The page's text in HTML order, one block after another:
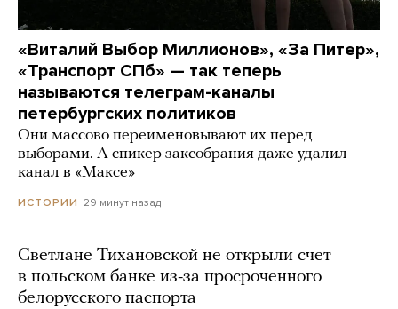
«Виталий Выбор Миллионов», «За Питер»,
«Транспорт СПб» — так теперь
называются телеграм-каналы
петербургских политиков
Они массово переименовывают их перед
выборами. А спикер заксобрания даже удалил
канал в «Максе»
ИСТОРИИ 29 минут назад
Светлане Тихановской не открыли счет
в польском банке из-за просроченного
белорусского паспорта